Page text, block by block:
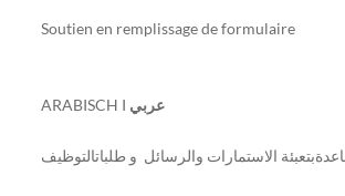
Soutien en remplissage de formulaire
ARABISCH I عربي